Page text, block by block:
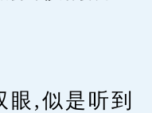
,似是听到